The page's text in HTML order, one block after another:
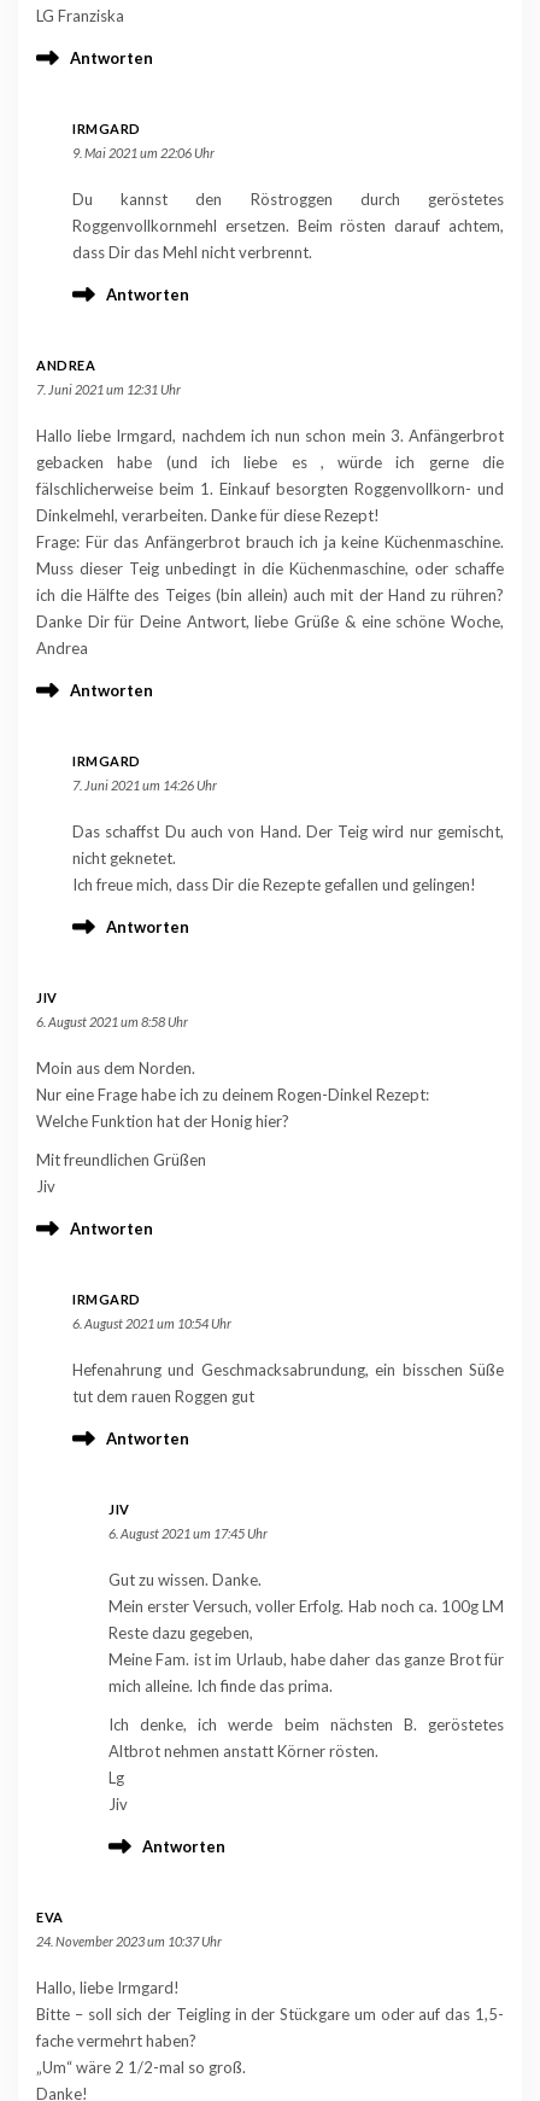
LG Franziska
Antworten
IRMGARD
9. Mai 2021 um 22:06 Uhr
Du kannst den Röstroggen durch geröstetes
Roggenvollkornmehl ersetzen. Beim rösten darauf achtem,
dass Dir das Mehl nicht verbrennt.
Antworten
ANDREA
7. Juni 2021 um 12:31 Uhr
Hallo liebe Irmgard, nachdem ich nun schon mein 3. Anfängerbrot
gebacken habe (und ich liebe es , würde ich gerne die
fälschlicherweise beim 1. Einkauf besorgten Roggenvollkorn- und
Dinkelmehl, verarbeiten. Danke für diese Rezept!
Frage: Für das Anfängerbrot brauch ich ja keine Küchenmaschine.
Muss dieser Teig unbedingt in die Küchenmaschine, oder schaffe
ich die Hälfte des Teiges (bin allein) auch mit der Hand zu rühren?
Danke Dir für Deine Antwort, liebe Grüße & eine schöne Woche,
Andrea
Antworten
IRMGARD
7. Juni 2021 um 14:26 Uhr
Das schaffst Du auch von Hand. Der Teig wird nur gemischt,
nicht geknetet.
Ich freue mich, dass Dir die Rezepte gefallen und gelingen!
Antworten
JIV
6. August 2021 um 8:58 Uhr
Moin aus dem Norden.
Nur eine Frage habe ich zu deinem Rogen-Dinkel Rezept:
Welche Funktion hat der Honig hier?
Mit freundlichen Grüßen
Jiv
Antworten
IRMGARD
6. August 2021 um 10:54 Uhr
Hefenahrung und Geschmacksabrundung, ein bisschen Süße
tut dem rauen Roggen gut
Antworten
JIV
6. August 2021 um 17:45 Uhr
Gut zu wissen. Danke.
Mein erster Versuch, voller Erfolg. Hab noch ca. 100g LM
Reste dazu gegeben,
Meine Fam. ist im Urlaub, habe daher das ganze Brot für
mich alleine. Ich finde das prima.
Ich denke, ich werde beim nächsten B. geröstetes
Altbrot nehmen anstatt Körner rösten.
Lg
Jiv
Antworten
EVA
24. November 2023 um 10:37 Uhr
Hallo, liebe Irmgard!
Bitte – soll sich der Teigling in der Stückgare um oder auf das 1,5-
fache vermehrt haben?
„Um“ wäre 2 1/2-mal so groß.
Danke!